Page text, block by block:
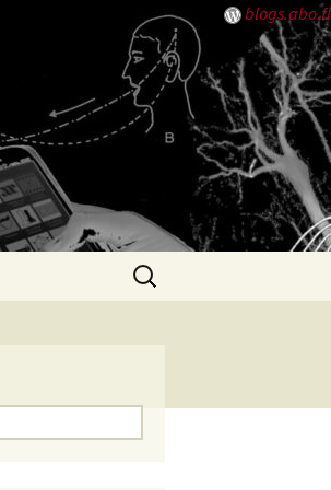
blogs.abo.fi
Sök
efter: